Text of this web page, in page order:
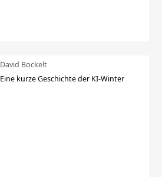
David Bockelt
Eine kurze Geschichte der KI-Winter